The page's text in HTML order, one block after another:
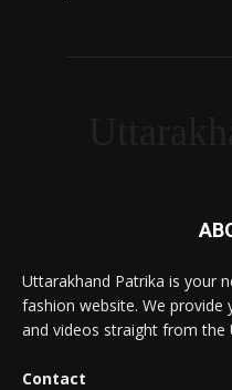
Uttarakhand Patrika is your
fashion website. We
and videos straight from the
Contact